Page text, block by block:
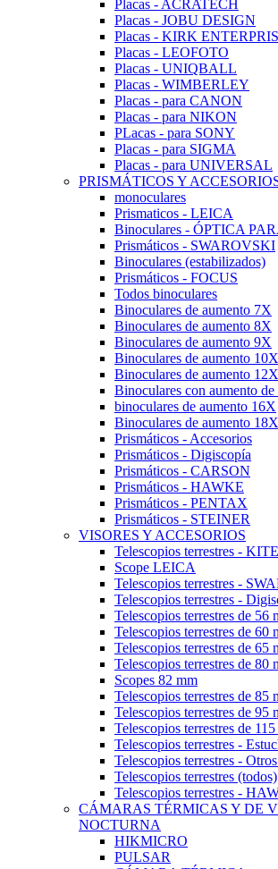
Placas - ACRATECH
Placas - JOBU DESIGN
Placas - KIRK
Placas - LEOFOTO
Placas - UNIQBALL
Placas - WIMBERLEY
Placas - para CANON
Placas - para NIKON
PLacas - para SONY
Placas - para SIGMA
Placas - para UNIVERSAL
PRISMÁTICOS Y
monoculares
Prismaticos - LEICA
Binoculares - ÓPTICA
Prismáticos - SWAROVSKI
Binoculares (estabilizados)
Prismáticos - FOCUS
Todos binoculares
Binoculares de aumento 7X
Binoculares de aumento 8X
Binoculares de aumento 9X
Binoculares de aumento 10X
Binoculares de aumento 12X
Binoculares con aumento
binoculares de aumento 16X
Binoculares de aumento 18X
Prismáticos - Accesorios
Prismáticos - Digiscopía
Prismáticos - CARSON
Prismáticos - HAWKE
Prismáticos - PENTAX
Prismáticos - STEINER
VISORES Y ACCESORIOS
Telescopios terrestres -
Scope LEICA
Telescopios terrestres -
Telescopios terrestres -
Telescopios terrestres de 56
Telescopios terrestres de 60
Telescopios terrestres de 65
Telescopios terrestres de 80
Scopes 82 mm
Telescopios terrestres de 85
Telescopios terrestres de 95
Telescopios terrestres de
Telescopios terrestres -
Telescopios terrestres -
Telescopios terrestres (todos)
Telescopios terrestres -
CÁMARAS TÉRMICAS Y DE
NOCTURNA
HIKMICRO
PULSAR